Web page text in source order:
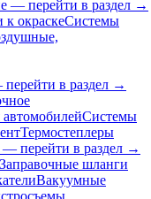
— перейти в раздел →
к окраскеСистемы
в раздел →
Системы
Термостеплеры
— перейти в раздел →
Заправочные шланги
Вакуумные